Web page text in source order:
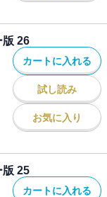
26
カートに入れる
試し読み
お気に入り
25
カートに入れる